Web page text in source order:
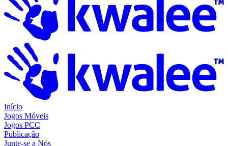
Início
Jogos Móveis
Jogos PCC
Publicação
Junte-se a Nós